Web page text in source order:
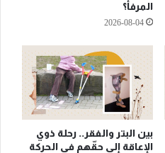
المرفأ؟
2026-08-04
بين البتر والفقر.. رحلة ذوي
الإعاقة إلى حقّهم في الحركة